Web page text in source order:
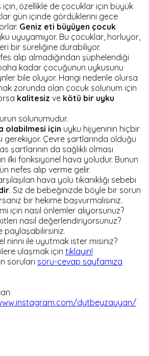
için, özellikle de çocuklar için büyük
gün içinde gördüklerini gece
Geniz eti büyüyen çocuk
uyuyamıyor. Bu çocuklar, horluyor,
bir süreliğine durabiliyor.
alıp almadığından şüphelendiği
kadar çocuğunun uykusunu
bile oluyor. Hangi nedenle olursa
zorunda olan çocuk solunum için
kalitesiz ve kötü bir uyku
solunumudur.
olabilmesi için uyku hijyeninin hiçbir
gerekiyor. Çevre şartlarında olduğu
şartlarının da sağlıklı olması
ilki fonksiyonel hava yoludur. Bunun
nefes alıp verme gelir.
hava yolu tıkanıklığı sebebi
. Siz de bebeğinizde böyle bir sorun
bir hekime başvurmalısınız.
için nasıl önlemler alıyorsunuz?
nasıl değerlendiriyorsunuz?
paylaşabilirsiniz.
ninni ile uyutmak ister misiniz?
ulaşmak için tıklayın!
soruları soru-cevap sayfamıza
dytbeyzauyan/